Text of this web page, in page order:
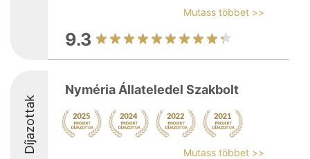
Mutass többet >>
9.3
Díjazottak
Nyméria Állateledel Szakbolt
Mutass többet >>